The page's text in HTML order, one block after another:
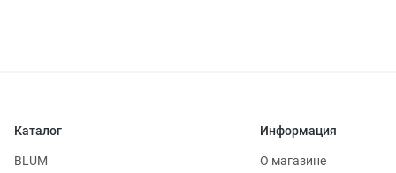
Каталог
BLUM
Информация
О магазине